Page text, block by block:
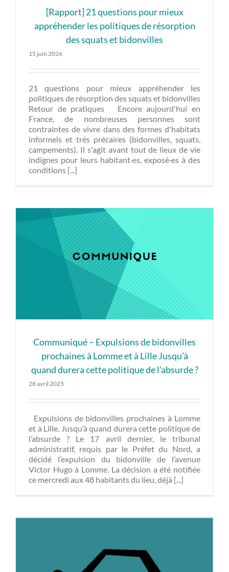
[Rapport] 21 questions pour mieux
appréhender les politiques de résorption
des squats et bidonvilles
15 juin 2026
21 questions pour mieux appréhender les
politiques de résorption des squats et bidonvilles
Retour de pratiques Encore aujourd'hui en
France, de nombreuses personnes sont
contraintes de vivre dans des formes d'habitats
informels et très précaires (bidonvilles, squats,
campements). Il s'agit avant tout de lieux de vie
indignes pour leurs habitant·es, exposé·es à des
conditions [...]
Communiqué – Expulsions de bidonvilles
prochaines à Lomme et à Lille Jusqu’à
quand durera cette politique de l’absurde ?
28 avril 2025
Expulsions de bidonvilles prochaines à Lomme
et à Lille. Jusqu’à quand durera cette politique de
l’absurde ? Le 17 avril dernier, le tribunal
administratif, requis par le Préfet du Nord, a
décidé l’expulsion du bidonville de l’avenue
Victor Hugo à Lomme. La décision a été notifiée
ce mercredi aux 48 habitants du lieu, déjà [...]